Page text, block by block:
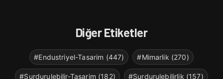
Diğer Etiketler
#Endustriyel-Tasarim (447) #Mimarlik (270)
#Surdurulebilir-Tasarim (182) #Surdurulebilirlik (157)